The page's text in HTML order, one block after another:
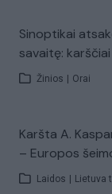
Sinoptikai
savaitę:
Žinios Orai
Karšta A.
– Europos
Laidos Lietuva